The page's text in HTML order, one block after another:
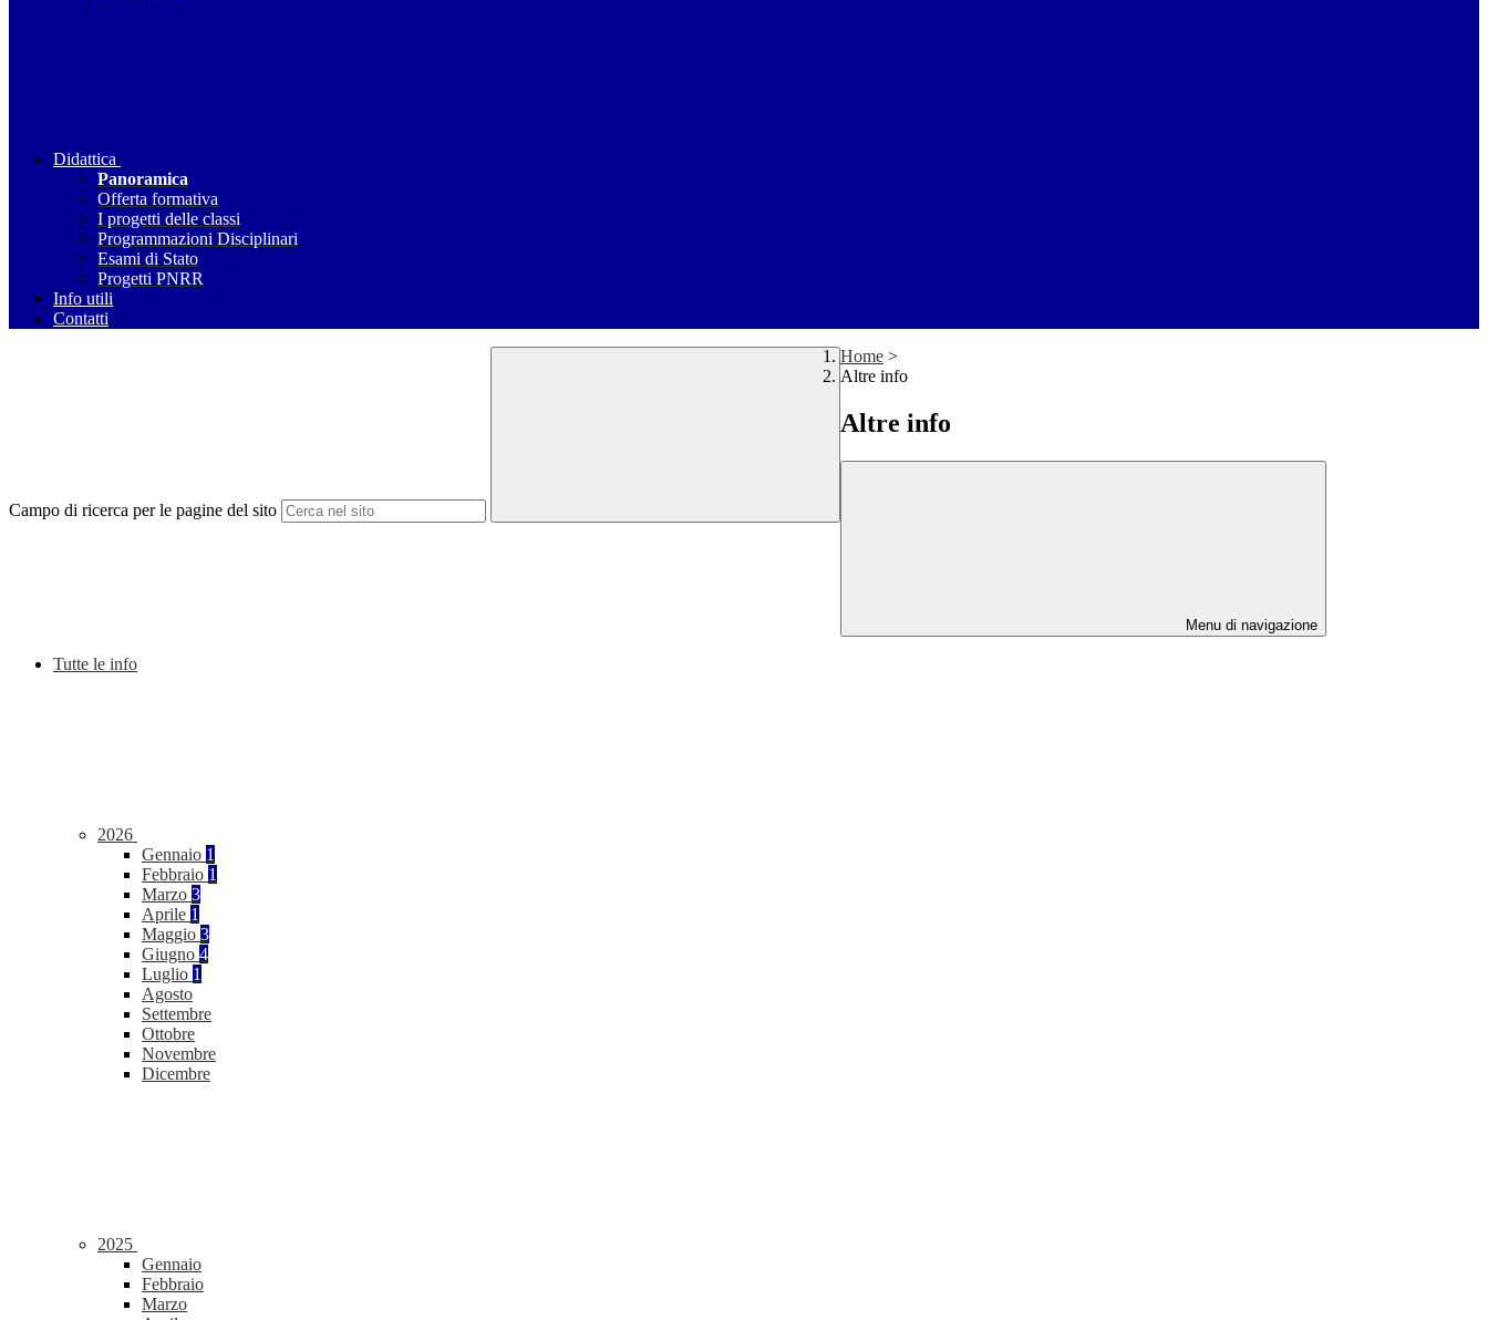
Didattica
Panoramica
Offerta formativa
I progetti delle classi
Programmazioni Disciplinari
Esami di Stato
Progetti PNRR
Info utili
Contatti
Campo di ricerca per le pagine del sito
Home >
Altre info
Altre info
Menu di navigazione
Tutte le info
2026
Gennaio 1
Febbraio 1
Marzo 3
Aprile 1
Maggio 3
Giugno 4
Luglio 1
Agosto
Settembre
Ottobre
Novembre
Dicembre
2025
Gennaio
Febbraio
Marzo